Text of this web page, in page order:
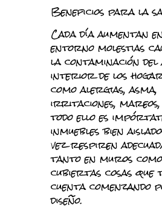
Beneficios para la
Cada día aumentan
entorno molestias
la contaminación
interior de los
como alergias, asma,
irritaciones,
todo ello es
inmuebles bien
vez respiren
tanto en muros
cubiertas cosas que
cuenta comenzando
diseño.